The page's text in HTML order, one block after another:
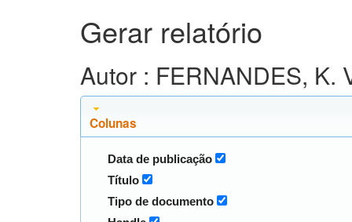
Gerar relatório
Autor : FERNANDES, K.
Colunas
Data de publicação
Título
Tipo de documento